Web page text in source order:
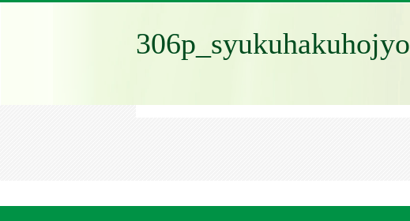
306p_syukuhakuhojyo